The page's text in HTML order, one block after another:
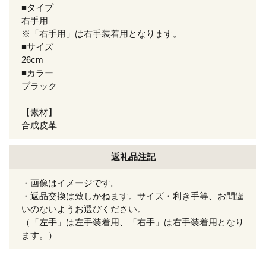
■タイプ
右手用
※「右手用」は右手装着用となります。
■サイズ
26cm
■カラー
ブラック
【素材】
合成皮革
返礼品注記
・画像はイメージです。
・返品交換は致しかねます。サイズ・利き手等、お間違
いのないようお選びください。
（「左手」は左手装着用、「右手」は右手装着用となり
ます。）